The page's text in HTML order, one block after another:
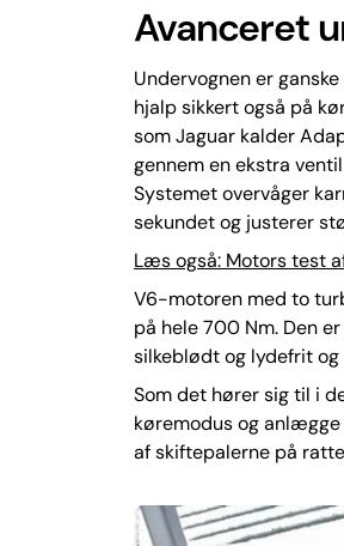
Avanceret
Undervognen er
hjalp sikkert også på
som Jaguar kalder
gennem en ekstra
Systemet overvåger
sekundet og justerer
Læs også: Motors test
V6-motoren med to
på hele 700 Nm. Den
silkeblødt og lydefrit
Som det hører sig til i
køremodus og
af skiftepalerne på